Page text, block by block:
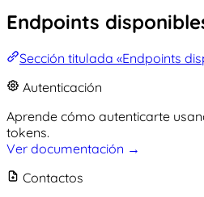
Endpoints
Sección titulada «Endpoints
Autenticación
Aprende cómo autenticarte
tokens.
Ver documentación →
Contactos